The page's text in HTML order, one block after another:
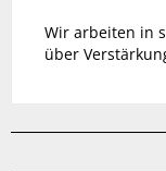
Wir arbeiten in
über